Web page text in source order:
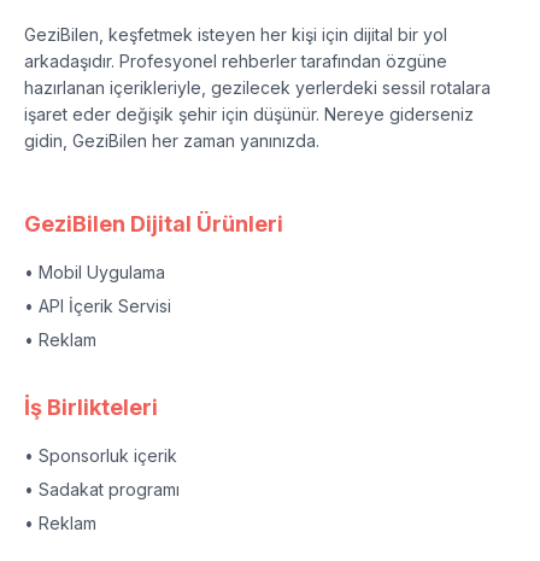
GeziBilen, keşfetmek isteyen her kişi için dijital bir yol
arkadaşıdır. Profesyonel rehberler tarafından özgüne
hazırlanan içerikleriyle, gezilecek yerlerdeki sessil rotalara
işaret eder değişik şehir için düşünür. Nereye giderseniz
gidin, GeziBilen her zaman yanınızda.
GeziBilen Dijital Ürünleri
• Mobil Uygulama
• API İçerik Servisi
• Reklam
İş Birlikteleri
• Sponsorluk içerik
• Sadakat programı
• Reklam